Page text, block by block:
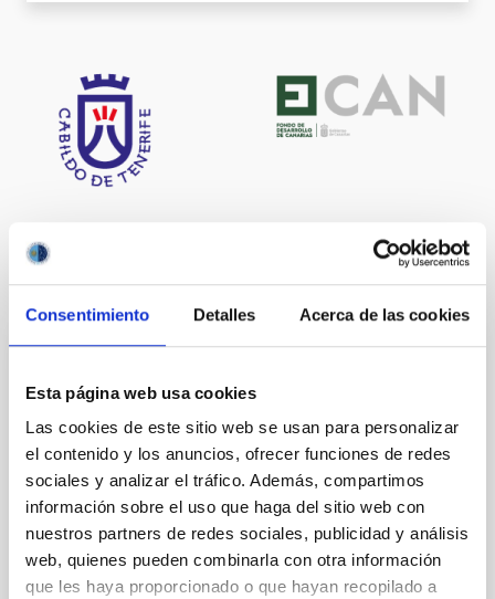
Consentimiento Detalles Acerca de las cookies
Esta página web usa cookies
Las cookies de este sitio web se usan para personalizar
el contenido y los anuncios, ofrecer funciones de redes
sociales y analizar el tráfico. Además, compartimos
información sobre el uso que haga del sitio web con
nuestros partners de redes sociales, publicidad y análisis
web, quienes pueden combinarla con otra información
que les haya proporcionado o que hayan recopilado a
It may interest you
telescopios William Herschel e Isaac
Newton entre el Instituto de Astrofísica de
Canarias (IAC) y Science and Technology
Facilities Council (STFC) y la Nederlandese
Organisatie voor Wetenschappelijk
Onderzoek (NWO)
In force